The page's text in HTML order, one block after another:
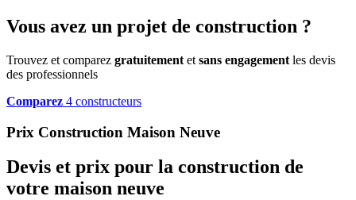
Vous avez un projet de construction ?
Trouvez et comparez gratuitement et sans engagement les devis
des professionnels
Comparez 4 constructeurs
Prix Construction Maison Neuve
Devis et prix pour la construction de
votre maison neuve